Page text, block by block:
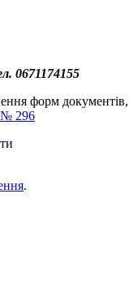
0671174155
форм
№ 296
.